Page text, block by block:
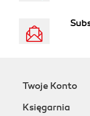
Twoje Konto
Księgarnia